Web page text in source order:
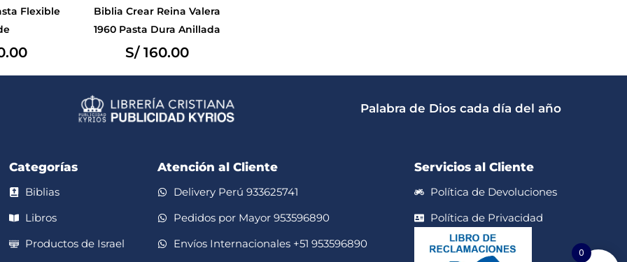
Flexible
Biblia Crear Reina Valera
1960 Pasta Dura Anillada
S/160.00
Palabra de Dios cada día del año
Categorías
Biblias
Libros
Productos de Israel
Atención al Cliente
Delivery Perú 933625741
Pedidos por Mayor 953596890
Envíos Internacionales +51 953596890
Servicios al Cliente
Política de Devoluciones
Política de Privacidad
0